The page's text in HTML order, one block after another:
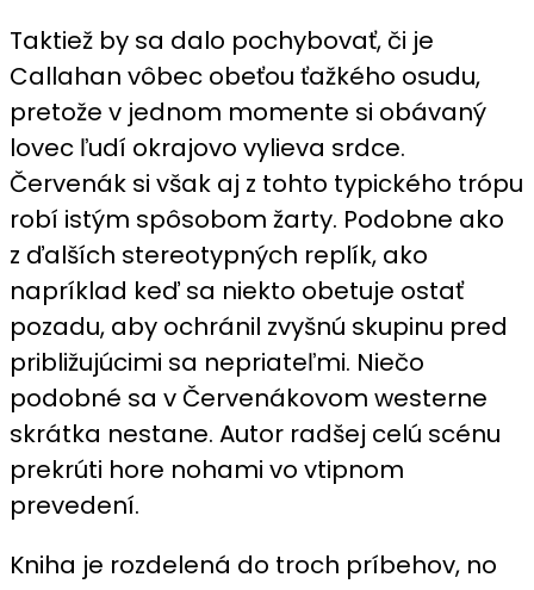
Taktiež by sa dalo pochybovať, či je
Callahan vôbec obeťou ťažkého osudu,
pretože v jednom momente si obávaný
lovec ľudí okrajovo vylieva srdce.
Červenák si však aj z tohto typického trópu
robí istým spôsobom žarty. Podobne ako
z ďalších stereotypných replík, ako
napríklad keď sa niekto obetuje ostať
pozadu, aby ochránil zvyšnú skupinu pred
približujúcimi sa nepriateľmi. Niečo
podobné sa v Červenákovom westerne
skrátka nestane. Autor radšej celú scénu
prekrúti hore nohami vo vtipnom
prevedení.
Kniha je rozdelená do troch príbehov, no